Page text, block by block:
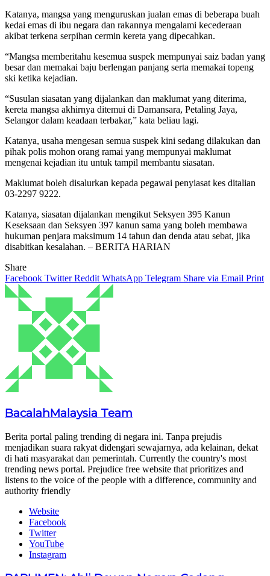
Katanya, mangsa yang menguruskan jualan emas di beberapa buah
kedai emas di ibu negara dan rakannya mengalami kecederaan
akibat terkena serpihan cermin kereta yang dipecahkan.
“Mangsa memberitahu kesemua suspek mempunyai saiz badan yang
besar dan memakai baju berlengan panjang serta memakai topeng
ski ketika kejadian.
“Susulan siasatan yang dijalankan dan maklumat yang diterima,
kereta mangsa akhirnya ditemui di Damansara, Petaling Jaya,
Selangor dalam keadaan terbakar,” kata beliau lagi.
Katanya, usaha mengesan semua suspek kini sedang dilakukan dan
pihak polis mohon orang ramai yang mempunyai maklumat
mengenai kejadian itu untuk tampil membantu siasatan.
Maklumat boleh disalurkan kepada pegawai penyiasat kes ditalian
03-2297 9222.
Katanya, siasatan dijalankan mengikut Seksyen 395 Kanun
Keseksaan dan Seksyen 397 kanun sama yang boleh membawa
hukuman penjara maksimum 14 tahun dan denda atau sebat, jika
disabitkan kesalahan. – BERITA HARIAN
Share
Facebook Twitter Reddit WhatsApp Telegram Share via Email Print
BacalahMalaysia Team
Berita portal paling trending di negara ini. Tanpa prejudis
menjadikan suara rakyat didengari sewajarnya, ada kelainan, dekat
di hati masyarakat dan pemerintah. Currently the country's most
trending news portal. Prejudice free website that prioritizes and
listens to the voice of the people with a difference, community and
authority friendly
Website
Facebook
Twitter
YouTube
Instagram